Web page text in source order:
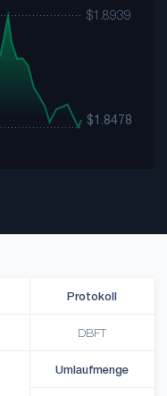
Protokoll
DBFT
Umlaufmenge